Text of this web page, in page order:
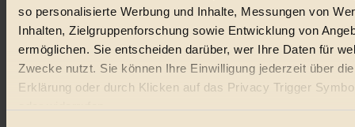
so personalisierte Werbung und Inhalte, Messungen von
Inhalten, Zielgruppenforschung sowie Entwicklung von
ermöglichen. Sie entscheiden darüber, wer Ihre Daten für
Zwecke nutzt. Sie können Ihre Einwilligung jederzeit über
Erklärung oder durch Klicken auf das Privacy Trigger
Nachhaltigkeit
Vegan